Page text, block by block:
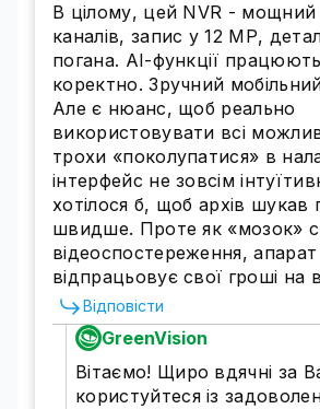
із найбільшою
RSD- Виявлення рідкісних
дитини, гавкіт собаки, постріл
LPD- Визначення номерних
ANR- Удосконалена система
з'єднання та передачі сигналу
Представлена модель сумісна
пристроями, тобто у вас буде
перегляду відеозаписів через
додатки (для iOS, Android і ін.).
Реєстратор GreenVision працює
операційної системи
яка має стійкий імунітет до
хакерських атак. 1 слота для
Підтримка хмарних сервісів.
В цілому, цей NVR - мощний
каналів, запис у 12 МР,
погана. AI-функції
коректно. Зручний
Але є нюанс, щоб реально
використовувати всі
трохи «поколупатися» в
інтерфейс не зовсім
хотілося б, щоб архів шукав
швидше. Проте як «мозок»
відеоспостереження, апарат
відпрацьовує свої гроші на
Відповісти
GreenVision
Вітаємо! Щиро вдячні за
користуйтеся із